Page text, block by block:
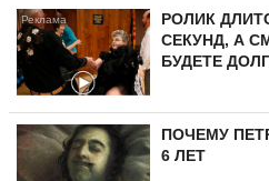
РОЛИК
СЕКУНД, А
БУДЕТЕ
ПОЧЕМУ
6 ЛЕТ